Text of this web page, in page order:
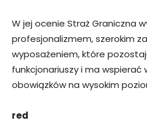
W jej ocenie Straż Graniczna
profesjonalizmem, szerokim
wyposażeniem, które
funkcjonariuszy i ma wspierać
obowiązków na wysokim
red